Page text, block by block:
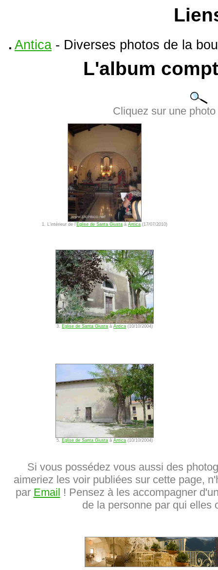
Antica - Diverses photos de la
L'album
Cliquez sur une
1. L'intérieur de l'Eglise de Santa Giusta à Antica (17/07/2010)
3. Eglise de Santa Giusta à Antica (10/10/2004)
5. Eglise de Santa Giusta à Antica (10/10/2004)
Si vous possédez vous aussi des
aimeriez les voir publiées sur cette page,
par Email ! Pensez à les accompagner
de la personne par qui elles